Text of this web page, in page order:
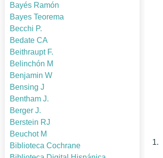
Bayés Ramón
Bayes Teorema
Becchi P.
Bedate CA
Beithraupt F.
Belinchón M
Benjamin W
Bensing J
Bentham J.
Berger J.
Berstein RJ
Beuchot M
Biblioteca Cochrane
1.